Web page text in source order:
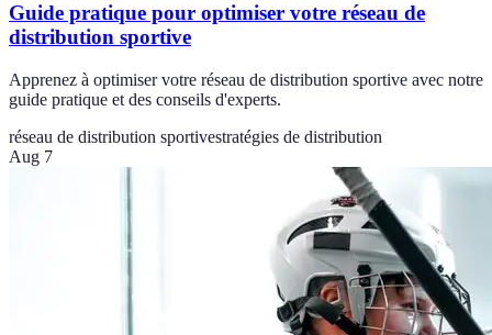
Guide pratique pour optimiser votre réseau de
distribution sportive
Apprenez à optimiser votre réseau de distribution sportive avec notre
guide pratique et des conseils d'experts.
réseau de distribution sportivestratégies de distribution
Aug 7